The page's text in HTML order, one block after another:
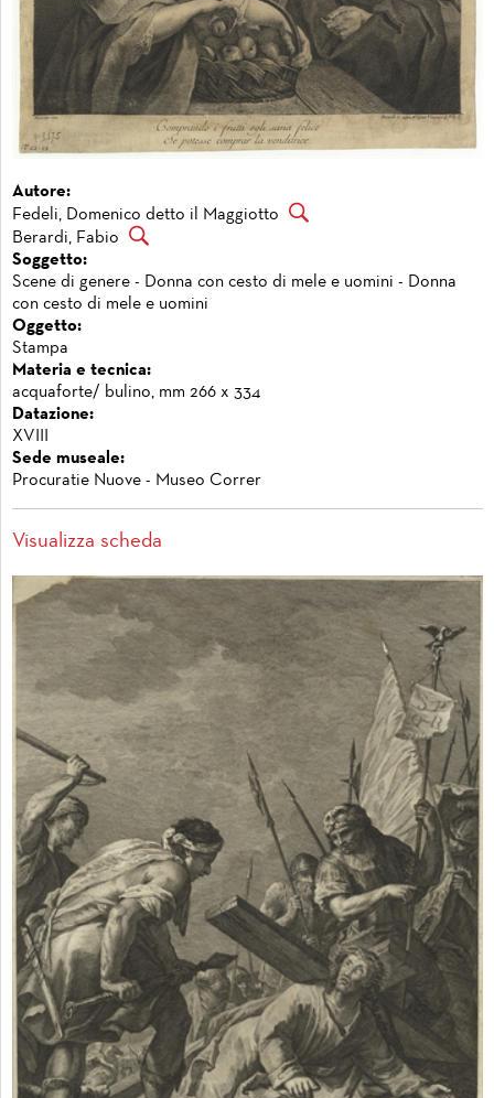
Autore:
Fedeli, Domenico detto il Maggiotto
Berardi, Fabio
Soggetto:
Scene di genere - Donna con cesto di mele e uomini - Donna
con cesto di mele e uomini
Oggetto:
Stampa
Materia e tecnica:
acquaforte/ bulino, mm 266 x 334
Datazione:
XVIII
Sede museale:
Procuratie Nuove - Museo Correr
Visualizza scheda